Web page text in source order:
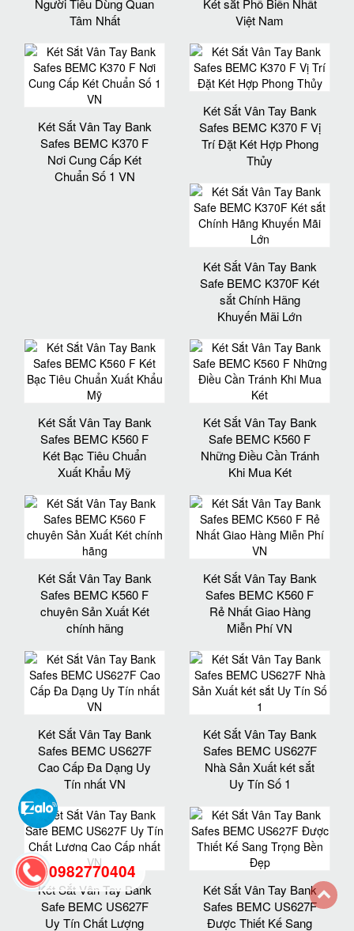
Tâm Nhất
Việt Nam
Két Sắt Vân Tay Bank
Safes BEMC K370 F
Nơi Cung Cấp Két
Chuẩn Số 1 VN
Két Sắt Vân Tay Bank
Safes BEMC K370 F Vị
Trí Đặt Két Hợp Phong
Thủy
Két Sắt Vân Tay Bank
Safe BEMC K370F Két
sắt Chính Hãng
Khuyến Mãi Lớn
Két Sắt Vân Tay Bank
Safes BEMC K560 F
Két Bạc Tiêu Chuẩn
Xuất Khẩu Mỹ
Két Sắt Vân Tay Bank
Safe BEMC K560 F
Những Điều Cần Tránh
Khi Mua Két
Két Sắt Vân Tay Bank
Safes BEMC K560 F
chuyên Sản Xuất Két
chính hãng
Két Sắt Vân Tay Bank
Safes BEMC K560 F
Rẻ Nhất Giao Hàng
Miễn Phí VN
Két Sắt Vân Tay Bank
Safes BEMC US627F
Cao Cấp Đa Dạng Uy
Tín nhất VN
Két Sắt Vân Tay Bank
Safes BEMC US627F
Nhà Sản Xuất két sắt
Uy Tín Số 1
Két Sắt Vân Tay Bank
Safe BEMC US627F
Uy Tín Chất Lượng
Két Sắt Vân Tay Bank
Safes BEMC US627F
Được Thiết Kế Sang
0982770404
back